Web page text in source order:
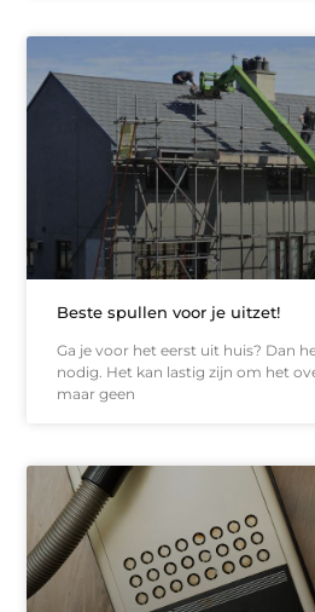
Beste spullen voor je uitzet!
Ga je voor het eerst uit huis? Dan
nodig. Het kan lastig zijn om het
maar geen